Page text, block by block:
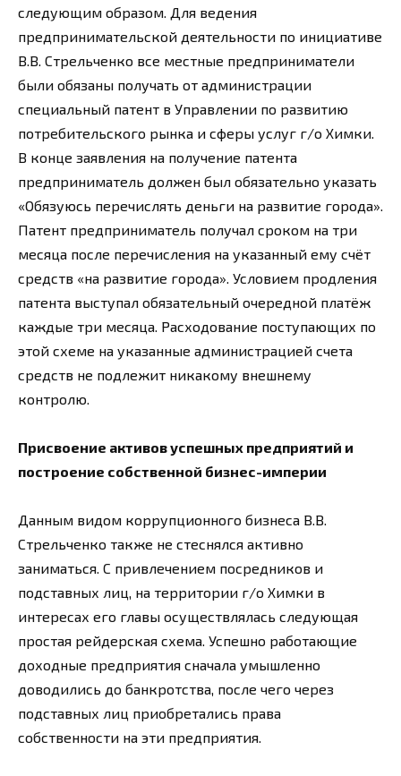
следующим образом. Для ведения
предпринимательской деятельности по инициативе
В.В. Стрельченко все местные предприниматели
были обязаны получать от администрации
специальный патент в Управлении по развитию
потребительского рынка и сферы услуг г/о Химки.
В конце заявления на получение патента
предприниматель должен был обязательно указать
«Обязуюсь перечислять деньги на развитие города».
Патент предприниматель получал сроком на три
месяца после перечисления на указанный ему счёт
средств «на развитие города». Условием продления
патента выступал обязательный очередной платёж
каждые три месяца. Расходование поступающих по
этой схеме на указанные администрацией счета
средств не подлежит никакому внешнему
контролю.
Присвоение активов успешных предприятий и
построение собственной бизнес-империи
Данным видом коррупционного бизнеса В.В.
Стрельченко также не стеснялся активно
заниматься. С привлечением посредников и
подставных лиц, на территории г/о Химки в
интересах его главы осуществлялась следующая
простая рейдерская схема. Успешно работающие
доходные предприятия сначала умышленно
доводились до банкротства, после чего через
подставных лиц приобретались права
собственности на эти предприятия.